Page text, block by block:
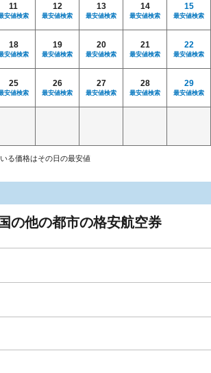
11
安値検索
12
最安値検索
13
最安値検索
14
最安値検索
15
最安値検索
18
安値検索
19
最安値検索
20
最安値検索
21
最安値検索
22
最安値検索
25
安値検索
26
最安値検索
27
最安値検索
28
最安値検索
29
最安値検索
る価格はその日の最安値
の他の都市の格安航空券